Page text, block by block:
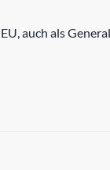
auch als